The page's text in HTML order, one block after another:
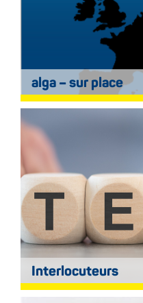
alga – sur place
Interlocuteurs